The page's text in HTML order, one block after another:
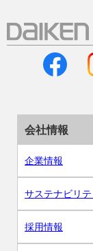
会社情報
企業情報
サステナビリテ
採用情報